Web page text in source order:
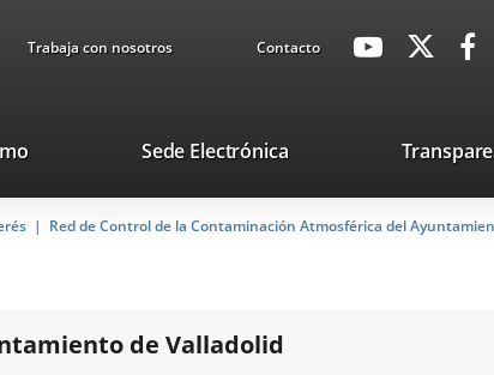
Trabaja con nosotros ContactoavaHeaderSocial
Link
Link
This
will
open
up
window.
Sede ElectrónicaLink
external
application.
Red de Control de la Contaminación Atmosférica del
de Valladolid